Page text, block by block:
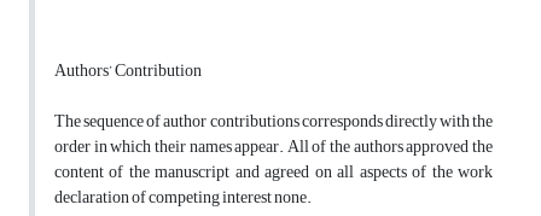
Authors’ Contribution
The sequence of author contributions corresponds directly with the
order in which their names appear. All of the authors approved the
content of the manuscript and agreed on all aspects of the work
declaration of competing interest none.